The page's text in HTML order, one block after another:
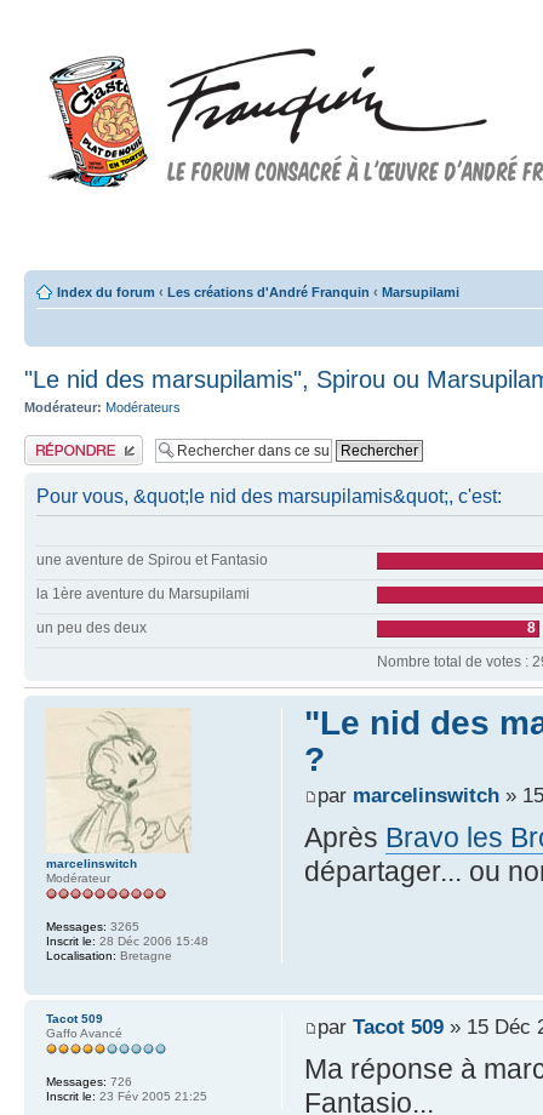
Index du forum ‹ Les créations d'André Franquin ‹ Marsupilami
"Le nid des marsupilamis", Spirou ou
Modérateur: Modérateurs
Publier une réponse
Pour vous, &quot;le nid des marsupilamis&quot;, c'est:
une aventure de Spirou et Fantasio
la 1ère aventure du Marsupilami
un peu des deux
8
Nombre total de votes :
"Le nid des
?
par marcelinswitch»
Après Bravo les
départager... ou
marcelinswitch
Modérateur
Messages: 3265
Inscrit le: 28 Déc 2006 15:48
Localisation: Bretagne
par Tacot 509» 15 Déc
Ma réponse à
Fantasio...
Tacot 509
Gaffo Avancé
Messages: 726
Inscrit le: 23 Fév 2005 21:25